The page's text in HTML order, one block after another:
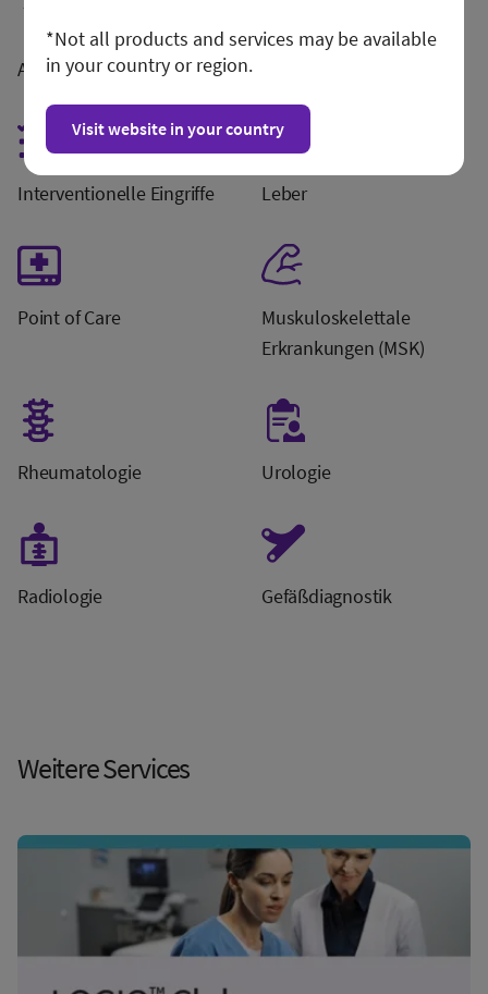
Abdominal
Interventionelle Eingriffe Leber
Point of Care
Muskuloskelettale
Erkrankungen (MSK)
Rheumatologie Urologie
Radiologie Gefäßdiagnostik
Weitere Services
*Not all products and services may be available
in your country or region.
Visit website in your country